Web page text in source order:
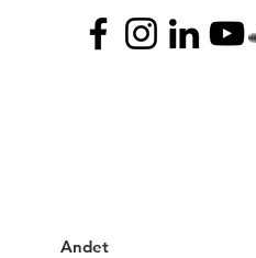
Andet